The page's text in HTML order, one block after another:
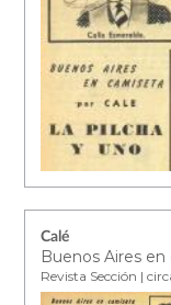
Calé
Buenos Aires
Revista Sección |